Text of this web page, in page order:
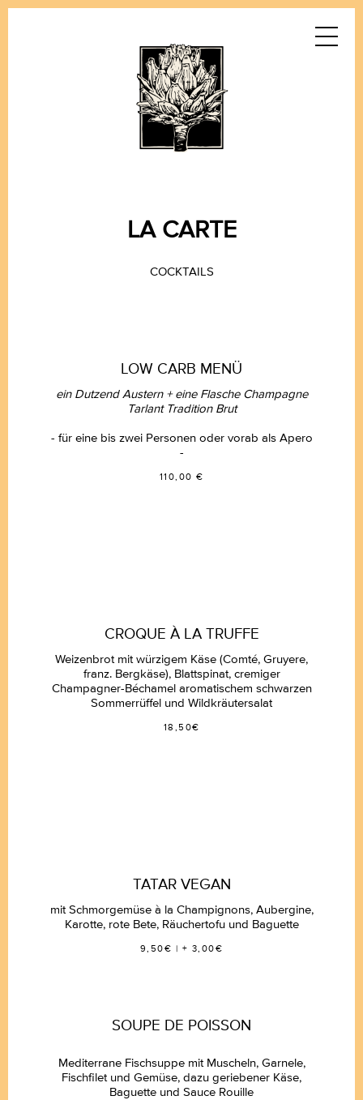
LA CARTE
RÉSERVATION
LA CARTE
COCKTAILS
LOW CARB MENÜ
ein Dutzend Austern + eine Flasche Champagne
Tarlant Tradition Brut
- für eine bis zwei Personen oder vorab als Apero
-
110,00 €
CROQUE À LA TRUFFE
Weizenbrot mit würzigem Käse (Comté, Gruyere,
franz. Bergkäse), Blattspinat, cremiger
Champagner-Béchamel aromatischem schwarzen
Sommerrüffel und Wildkräutersalat
18,50€
TATAR VEGAN
mit Schmorgemüse à la Champignons, Aubergine,
Karotte, rote Bete, Räuchertofu und Baguette
9,50€ | + 3,00€
SOUPE DE POISSON
Mediterrane Fischsuppe mit Muscheln, Garnele,
Fischfilet und Gemüse, dazu geriebener Käse,
Baguette und Sauce Rouille